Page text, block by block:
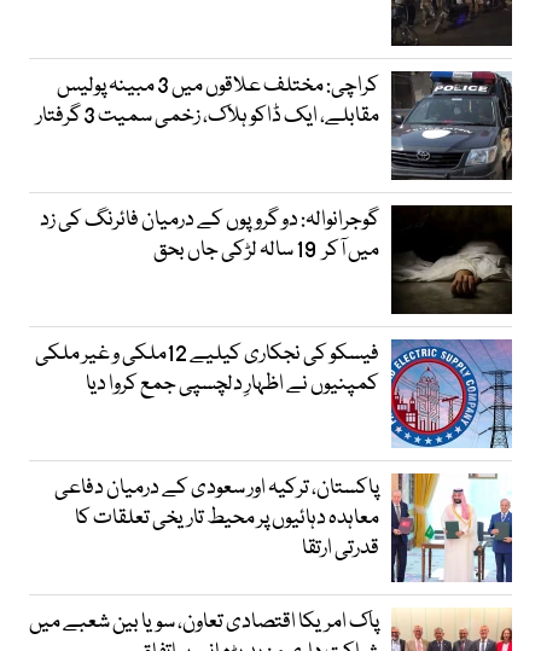
کراچی: مختلف علاقوں میں 3 مبینہ پولیس
مقابلے، ایک ڈاکو ہلاک، زخمی سمیت 3 گرفتار
گوجرانوالہ: دو گروپوں کے درمیان فائرنگ کی زد
میں آکر 19 سالہ لڑکی جاں بحق
فیسکو کی نجکاری کیلیے 12ملکی و غیر ملکی
کمپنیوں نے اظہارِ دلچسپی جمع کروا دیا
پاکستان، ترکیہ اور سعودی کے درمیان دفاعی
معاہدہ دہائیوں پر محیط تاریخی تعلقات کا
قدرتی ارتقا
پاک امریکا اقتصادی تعاون، سویا بین شعبے میں